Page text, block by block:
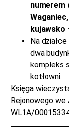
numerem
kujawsko
Na
dwa
kompleks
kotłowni.
Księga
Rejonowego we
WL1A/